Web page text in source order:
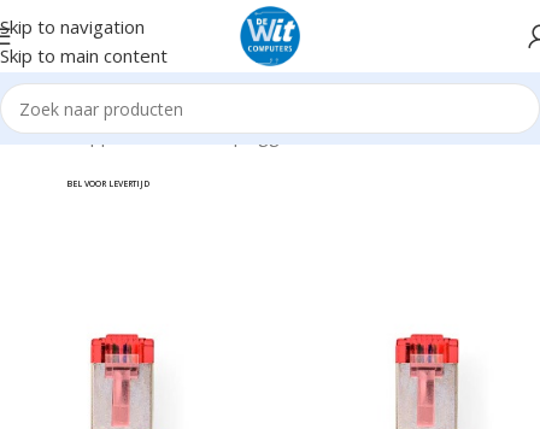
Skip to navigation
Skip to main content
Home Supplies Kabels en pluggen Netwerk
BEL VOOR LEVERTIJD